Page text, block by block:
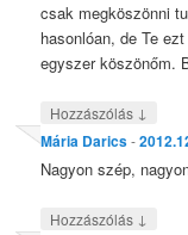
csak megköszönni
hasonlóan, de Te
egyszer köszönőm.
Hozzászólás ↓
Mária Darics-
Nagyon szép,
Hozzászólás ↓